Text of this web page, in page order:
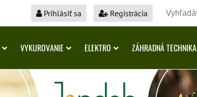
Prihlásiť sa Registrácia
VYKUROVANIE ELEKTRO ZÁHRADNÁ TECHNIKA